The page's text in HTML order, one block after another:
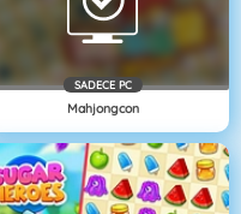
SADECE PC
Mahjongcon